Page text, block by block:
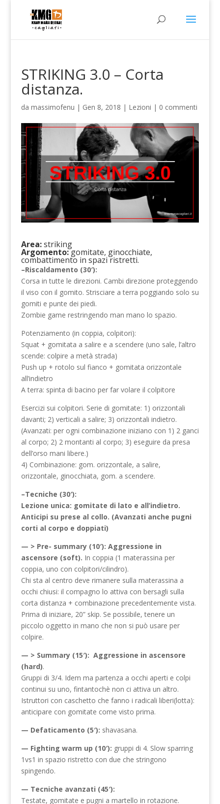
STRIKING 3.0 – Corta
distanza.
da massimofenu | Gen 8, 2018 | Lezioni | 0 commenti
Area:striking
Argomento:gomitate, ginocchiate,
combattimento in spazi ristretti.
–Riscaldamento (30′):
Corsa in tutte le direzioni. Cambi direzione proteggendo
il viso con il gomito. Strisciare a terra poggiando solo su
gomiti e punte dei piedi.
Zombie game restringendo man mano lo spazio.
Potenziamento (in coppia, colpitori):
Squat + gomitata a salire e a scendere (uno sale, l’altro
scende: colpire a metà strada)
Push up + rotolo sul fianco + gomitata orizzontale
all’indietro
A terra: spinta di bacino per far volare il colpitore
Esercizi sui colpitori. Serie di gomitate: 1) orizzontali
davanti; 2) verticali a salire; 3) orizzontali indietro.
(Avanzati: per ogni combinazione iniziano con 1) 2 ganci
al corpo; 2) 2 montanti al corpo; 3) eseguire da presa
dell’orso mani libere.)
4) Combinazione: gom. orizzontale, a salire,
orizzontale, ginocchiata, gom. a scendere.
–Tecniche (30′):
Lezione unica: gomitate di lato e all’indietro.
Anticipi su prese al collo. (Avanzati anche pugni
corti al corpo e doppiati)
— > Pre- summary (10′): Aggressione in
ascensore (soft). In coppia (1 materassina per
coppia, uno con colpitori/cilindro).
Chi sta al centro deve rimanere sulla materassina a
occhi chiusi: il compagno lo attiva con bersagli sulla
corta distanza + combinazione precedentemente vista.
Prima di iniziare, 20” skip. Se possibile, tenere un
piccolo oggetto in mano che non si può usare per
colpire.
— > Summary (15′): Aggressione in ascensore
(hard).
Gruppi di 3/4. Idem ma partenza a occhi aperti e colpi
continui su uno, fintantochè non ci attiva un altro.
Istruttori con caschetto che fanno i radicali liberi(lotta):
anticipare con gomitate come visto prima.
— Defaticamento (5′): shavasana.
— Fighting warm up (10′): gruppi di 4. Slow sparring
1vs1 in spazio ristretto con due che stringono
spingendo.
— Tecniche avanzati (45′):
Testate, gomitate e pugni a martello in rotazione.